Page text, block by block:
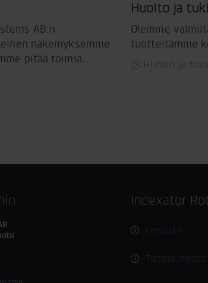
AB:n
näkemyksemme
pitää toimia.
Huolto ja tuki
Olemme
tuotteitamme
Huolto ja tuki
Indexator
Lehdistö
Tietoja meistä